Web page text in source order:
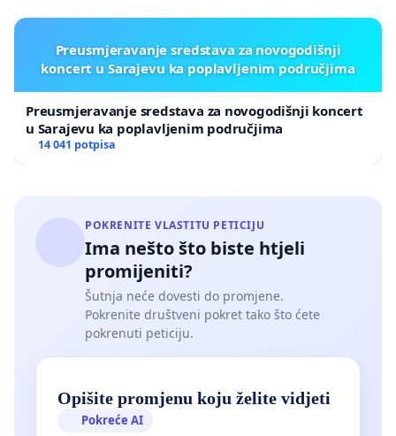
Preusmjeravanje sredstava za novogodišnji
koncert u Sarajevu ka poplavljenim područjima
Preusmjeravanje sredstava za novogodišnji koncert
u Sarajevu ka poplavljenim područjima
14 041 potpisa
POKRENITE VLASTITU PETICIJU
Ima nešto što biste htjeli
promijeniti?
Šutnja neće dovesti do promjene.
Pokrenite društveni pokret tako što ćete
pokrenuti peticiju.
Opišite promjenu koju želite vidjeti
Pokreće AI